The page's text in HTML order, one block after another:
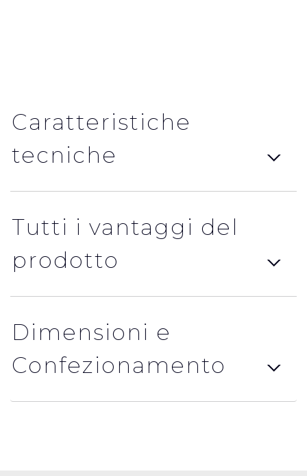
Caratteristiche
tecniche
Tutti i vantaggi del
prodotto
Dimensioni e
Confezionamento